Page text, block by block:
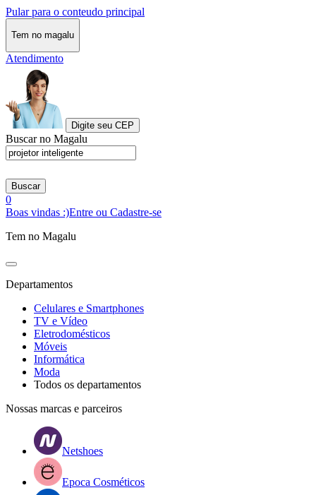
Pular para o conteudo principal
Tem no magalu
Atendimento
Digite seu CEP
Buscar no Magalu
Buscar
0
Boas vindas :)Entre ou Cadastre-se
Tem no Magalu
Departamentos
Celulares e Smartphones
TV e Vídeo
Eletrodomésticos
Móveis
Informática
Moda
Todos os departamentos
Nossas marcas e parceiros
Netshoes
Epoca Cosméticos